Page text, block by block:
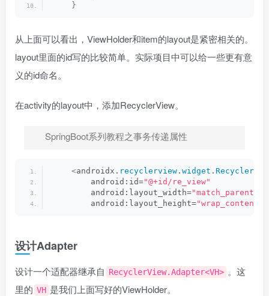
}
从上面可以看出，ViewHolder和item的layout是紧密相关的。
layout里面的id写的比较简单。实际项目中可以给一些更有意
义的id命名。
在activity的layout中，添加RecyclerView。
SpringBoot系列教程之事务传递属性
<androidx. recyclerview . widget .
        android:id=
"@+id/re_view"
        android:layout_width=
"match_parent"
        android:layout_height=
"wrap_content"
设计Adapter
设计一个适配器继承自 RecyclerView.Adapter<VH> 。这
里的 VH 是我们上面写好的ViewHolder。